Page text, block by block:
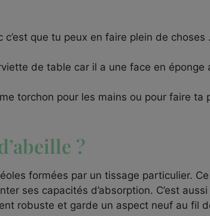
que tu peux en faire plein de choses
de table car il a une face en éponge
torchon pour les mains ou pour faire ta
?
formées par un tissage particulier.
ses capacités d’absorption. C’est
robuste et garde un aspect neuf au fil